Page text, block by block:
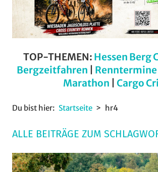
TOP-THEMEN: Hessen Berg
Bergzeitfahren
Renntermine
Marathon
Cargo
Du bist hier: Startseite hr4
ALLE BEITRÄGE ZUM